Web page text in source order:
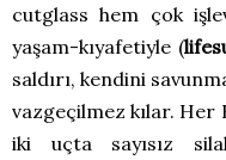
cutglass hem çok
yaşam-kıyafetiyle (
saldırı, kendini
vazgeçilmez kılar. Her
iki uçta sayısız